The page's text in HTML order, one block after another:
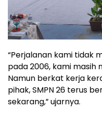
“Perjalanan kami tidak
pada 2006, kami masih
Namun berkat kerja
pihak, SMPN 26 terus
sekarang,” ujarnya.